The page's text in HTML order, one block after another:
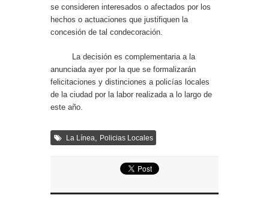
se consideren interesados o afectados por los
hechos o actuaciones que justifiquen la
concesión de tal condecoración.
La decisión es complementaria a la
anunciada ayer por la que se formalizarán
felicitaciones y distinciones a policías locales
de la ciudad por la labor realizada a lo largo de
este año.
La Línea, Policias Locales